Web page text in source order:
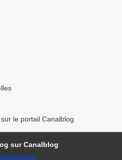
le portail Canalblog
sur Canalblog